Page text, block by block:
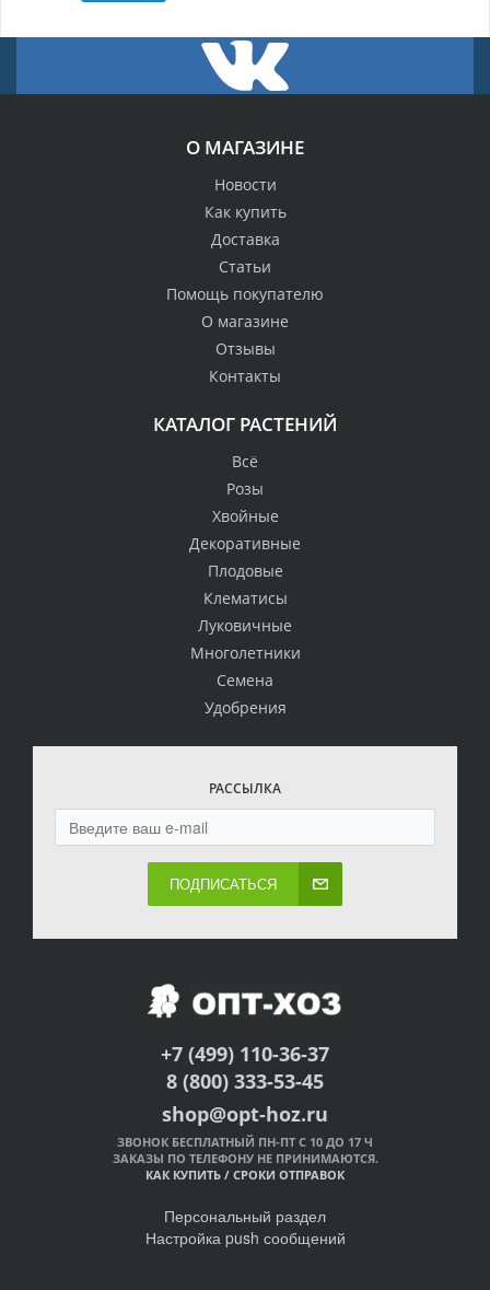
О МАГАЗИНЕ
Новости
Как купить
Доставка
Статьи
Помощь покупателю
О магазине
Отзывы
Контакты
КАТАЛОГ РАСТЕНИЙ
Всё
Розы
Хвойные
Декоративные
Плодовые
Клематисы
Луковичные
Многолетники
Семена
Удобрения
РАССЫЛКА
ПОДПИСАТЬСЯ
+7 (499) 110-36-37
8 (800) 333-53-45
shop@opt-hoz.ru
ЗВОНОК БЕСПЛАТНЫЙ ПН-ПТ С 10 ДО 17 Ч
ЗАКАЗЫ ПО ТЕЛЕФОНУ НЕ ПРИНИМАЮТСЯ.
КАК КУПИТЬ / СРОКИ ОТПРАВОК
Персональный раздел
Настройка push сообщений